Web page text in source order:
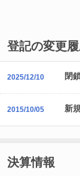
登記の変更
2025/12/10 閉
2015/10/05 新
決算情報